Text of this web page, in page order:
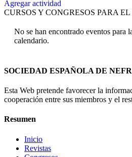
Agregar actividad
CURSOS Y CONGRESOS PARA EL
No se han encontrado eventos para
calendario.
SOCIEDAD ESPAÑOLA DE
Esta Web pretende favorecer la
cooperación entre sus miembros y el
Resumen
Inicio
Revistas